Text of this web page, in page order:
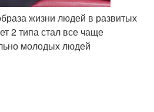
жизни людей в развитых
2 типа стал все чаще
молодых людей